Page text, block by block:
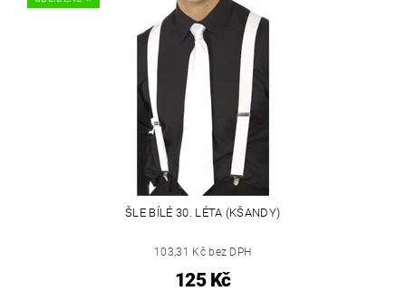
ŠLE BÍLÉ 30. LÉTA (KŠANDY)
103,31 Kč bez DPH
125 Kč